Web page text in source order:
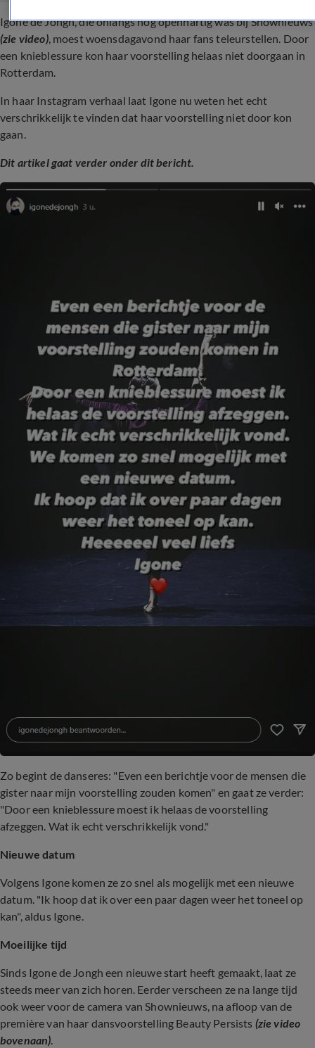
Igone de Jongh, die onlangs nog openhartig was bij Shownieuws
(zie video), moest woensdagavond haar fans teleurstellen. Door
een knieblessure kon haar voorstelling helaas niet doorgaan in
Rotterdam.
In haar Instagram verhaal laat Igone nu weten het echt
verschrikkelijk te vinden dat haar voorstelling niet door kon
gaan.
Dit artikel gaat verder onder dit bericht.
Zo begint de danseres: "Even een berichtje voor de mensen die
gister naar mijn voorstelling zouden komen" en gaat ze verder:
"Door een knieblessure moest ik helaas de voorstelling
afzeggen. Wat ik echt verschrikkelijk vond."
Nieuwe datum
Volgens Igone komen ze zo snel als mogelijk met een nieuwe
datum. "Ik hoop dat ik over een paar dagen weer het toneel op
kan", aldus Igone.
Moeilijke tijd
Sinds Igone de Jongh een nieuwe start heeft gemaakt, laat ze
steeds meer van zich horen. Eerder verscheen ze na lange tijd
ook weer voor de camera van Shownieuws, na afloop van de
première van haar dansvoorstelling Beauty Persists (zie video
bovenaan).